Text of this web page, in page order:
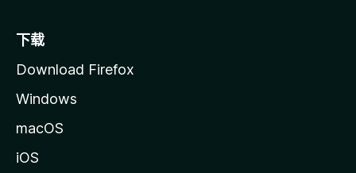
下载
Download Firefox
Windows
macOS
iOS